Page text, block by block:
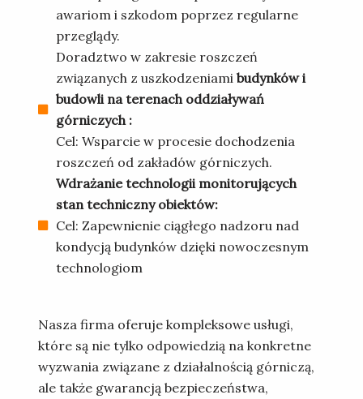
awariom i szkodom poprzez regularne
przeglądy.
Doradztwo w zakresie roszczeń
związanych z uszkodzeniamibudynków i
budowli na terenach oddziaływań
górniczych :
Cel: Wsparcie w procesie dochodzenia
roszczeń od zakładów górniczych.
Wdrażanie technologii monitorujących
stan techniczny obiektów:
Cel: Zapewnienie ciągłego nadzoru nad
kondycją budynków dzięki nowoczesnym
technologiom
Nasza firma oferuje kompleksowe usługi,
które są nie tylko odpowiedzią na konkretne
wyzwania związane z działalnością górniczą,
ale także gwarancją bezpieczeństwa,